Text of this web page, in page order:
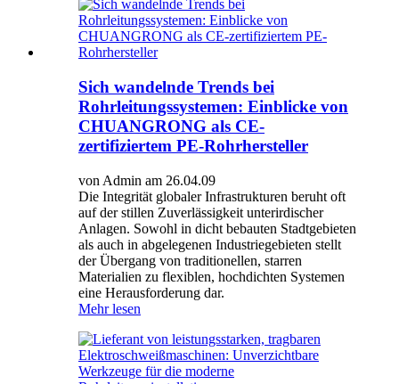
Sich wandelnde Trends bei
Rohrleitungssystemen: Einblicke von
CHUANGRONG als CE-
zertifiziertem PE-Rohrhersteller
von Admin am 26.04.09
Die Integrität globaler Infrastrukturen beruht oft
auf der stillen Zuverlässigkeit unterirdischer
Anlagen. Sowohl in dicht bebauten Stadtgebieten
als auch in abgelegenen Industriegebieten stellt
der Übergang von traditionellen, starren
Materialien zu flexiblen, hochdichten Systemen
eine Herausforderung dar.
Mehr lesen